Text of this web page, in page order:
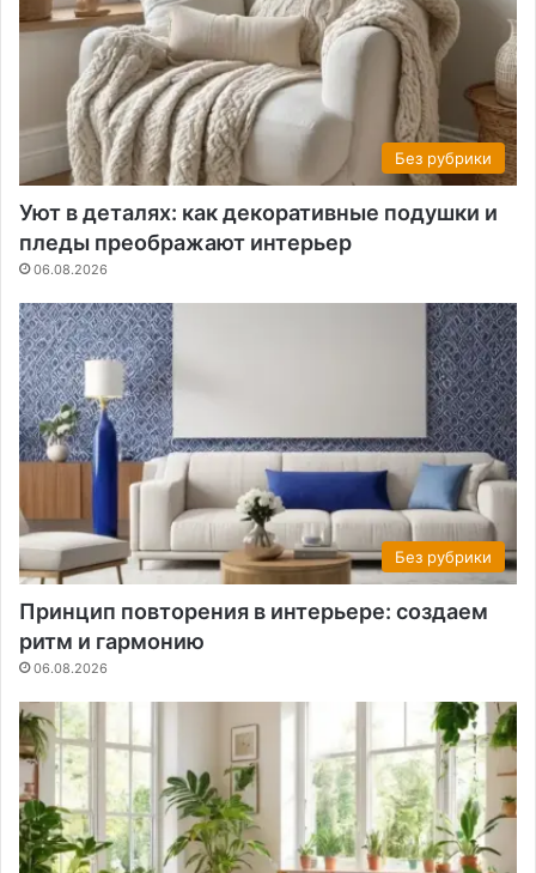
Без рубрики
Уют в деталях: как декоративные подушки и
пледы преображают интерьер
06.08.2026
Без рубрики
Принцип повторения в интерьере: создаем
ритм и гармонию
06.08.2026